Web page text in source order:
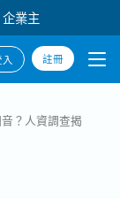
企業主
註冊
？人資調查揭